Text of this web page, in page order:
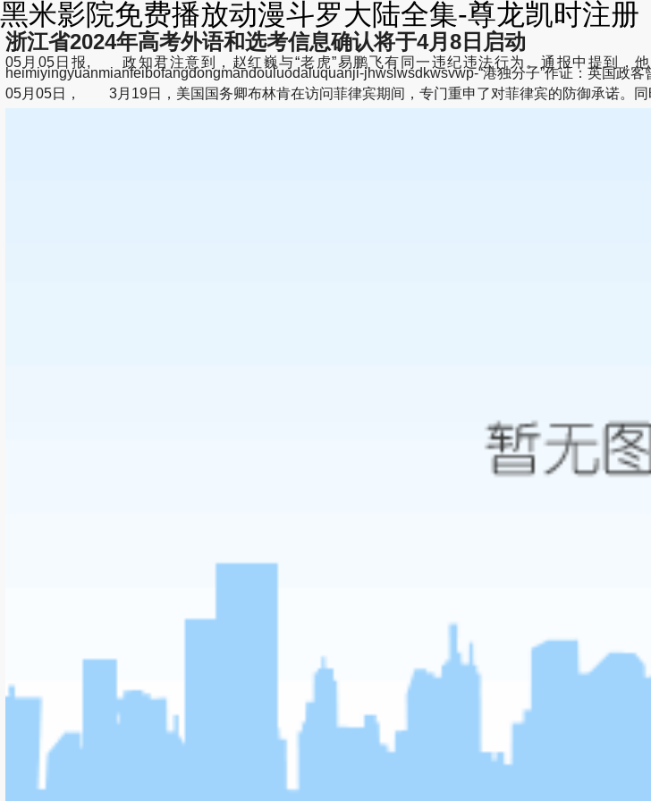
黑米影院免费播放动漫斗罗大陆全集-尊龙凯时注册
浙江省2024年高考外语和选考信息确认将于4月8日启动
05月05日报, 政知君注意到，赵红巍与“老虎”易鹏飞有同一违纪违法行为。通报中提到，
heimiyingyuanmianfeibofangdongmandouluodaluquanji-jhwslwsdkwsvwp-“港独分子”作证：英国政
05月05日， 3月19日，美国国务卿布林肯在访问菲律宾期间，专门重申了对菲律宾的防御承诺。同